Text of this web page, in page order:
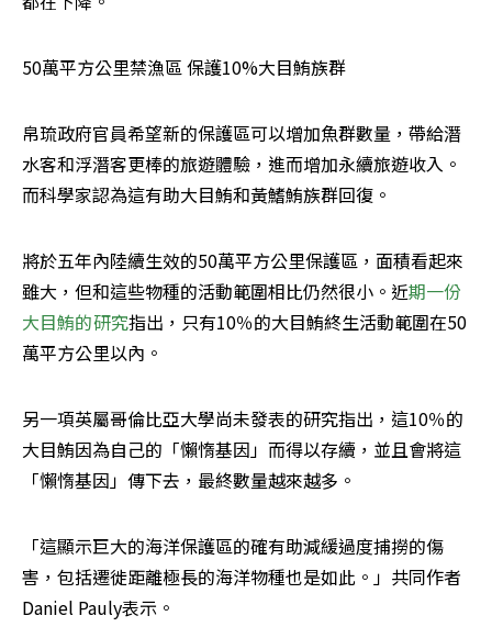
50萬平方公里禁漁區 保護10%大目鮪族群
帛琉政府官員希望新的保護區可以增加魚群數量，帶給潛
水客和浮潛客更棒的旅遊體驗，進而增加永續旅遊收入。
而科學家認為這有助大目鮪和黃鰭鮪族群回復。
將於五年內陸續生效的50萬平方公里保護區，面積看起來
雖大，但和這些物種的活動範圍相比仍然很小。近期一份
大目鮪的研究指出，只有10％的大目鮪終生活動範圍在50
萬平方公里以內。
另一項英屬哥倫比亞大學尚未發表的研究指出，這10％的
大目鮪因為自己的「懶惰基因」而得以存續，並且會將這
「懶惰基因」傳下去，最終數量越來越多。
「這顯示巨大的海洋保護區的確有助減緩過度捕撈的傷
害，包括遷徙距離極長的海洋物種也是如此。」共同作者
Daniel Pauly表示。